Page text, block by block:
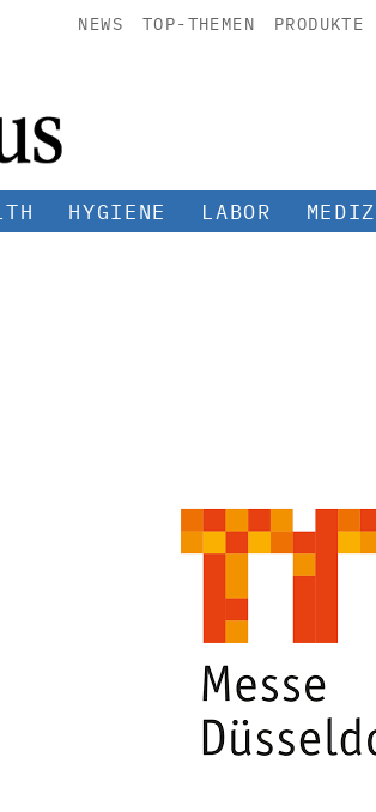
NEWS TOP-THEMEN PRODUKTE
HYGIENE LABOR